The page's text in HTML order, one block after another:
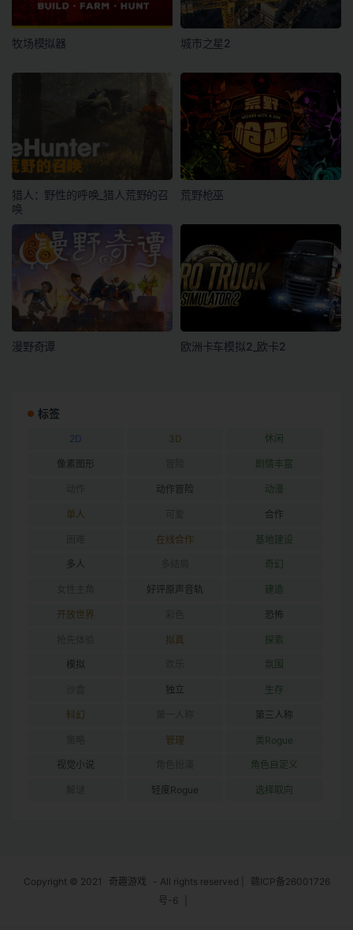
牧场模拟器 城市之星2
猎人：野性的呼唤_猎人荒野的召
唤
荒野枪巫
漫野奇谭 欧洲卡车模拟2_欧卡2
标签
2D 3D 休闲
像素图形 剧情丰富
动作冒险 动漫
单人 合作
在线合作 基地建设
多人 奇幻
好评原声音轨 建造
开放世界 恐怖
拟真 探索
模拟 氛围
独立 生存
科幻 第三人称
管理 类Rogue
视觉小说 角色自定义
轻度Rogue 选择取向
Copyright © 2021 奇趣游戏 - All rights reserved
赣ICP备26001726
号-6